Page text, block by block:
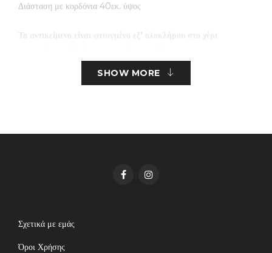
Διάσταση με κορδόνια 40εκ. ύψος
Το αντικείμενο είναι φτιαγμένο εξ’ ολοκλήρου στο χέρι
τα τεμάχια είναι περιορισμένα
SHOW MORE
Σχετικά με εμάς
Όροι Χρήσης